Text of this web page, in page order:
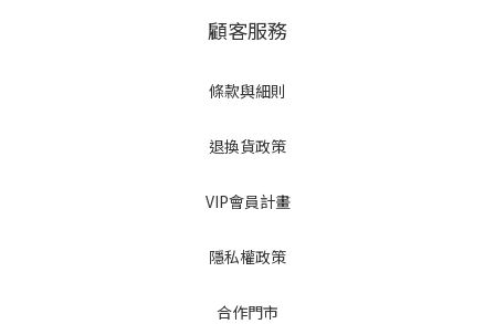
顧客服務
條款與細則
退換貨政策
VIP會員計畫
隱私權政策
合作門市